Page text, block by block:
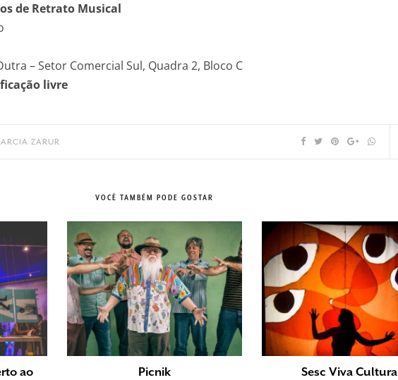
de Retrato Musical
– Setor Comercial Sul, Quadra 2, Bloco C
livre
ZARUR
VOCÊ TAMBÉM PODE GOSTAR
ao
Picnik Sesc Viva Cultura